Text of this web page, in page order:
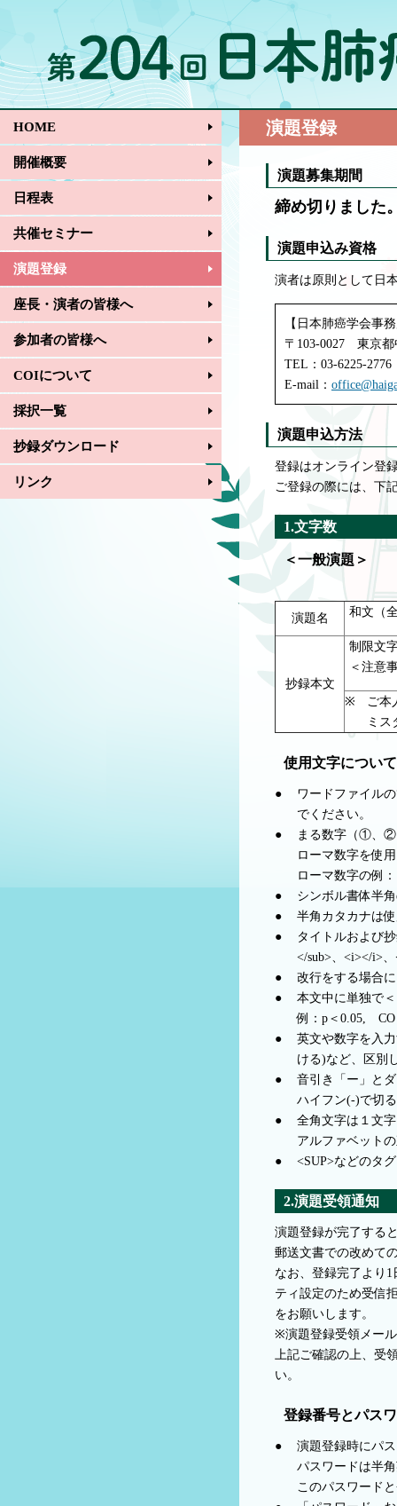
HOME
開催概要
日程表
共催セミナー
演題登録
座長・演者の皆様へ
参加者の皆様へ
COIについて
採択一覧
抄録ダウンロード
リンク
演題登録
演題募集期間
締め切りました
演題申込み資格
演者は原則として日
【日本肺癌学会事
〒103-0027 東京
TEL：03-6225-
E-mail：
演題申込方法
登録はオンライン登
ご登録の際には、下
1.文字数
＜一般演題＞
演題名 和文（
抄録本文
制限文
＜注意
※
ご本
ミス
使用文字について
●
ワードファイル
でください。
●
まる数字（①、②
ローマ数字を使
ローマ数字の例
●
シンボル書体半
●
半角カタカナは
●
タイトルおよび
</sub>、<i></i>
●
改行をする場合
●
本文中に単独で
例：p＜0.05, CO
●
英文や数字を入
ける)など、区別
●
音引き「ー」と
ハイフン(-)で切
●
全角文字は１文
アルファベット
●
<SUP>などのタ
2.演題受領通知
演題登録が完了する
郵送文書での改めて
なお、登録完了より
ティ設定のため受信
をお願いします。
※演題登録受領メール
上記ご確認の上、受
い。
登録番号とパス
●
演題登録時にパ
パスワードは半
このパスワード